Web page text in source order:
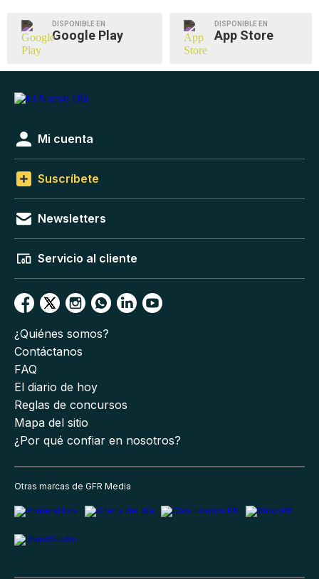
DISPONIBLE EN
Google Play
DISPONIBLE EN
App Store
Mi cuenta
Suscríbete
Newsletters
Servicio al cliente
¿Quiénes somos?
Contáctanos
FAQ
El diario de hoy
Reglas de concursos
Mapa del sitio
¿Por qué confiar en nosotros?
Otras marcas de GFR Media